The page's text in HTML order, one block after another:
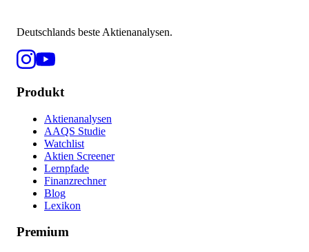
Deutschlands beste Aktienanalysen.
Produkt
Aktienanalysen
AAQS Studie
Watchlist
Aktien Screener
Lernpfade
Finanzrechner
Blog
Lexikon
Premium